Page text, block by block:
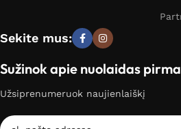
Sekite mus:
Sužinok apie nuolaidas
Užsiprenumeruok naujienlaiškį